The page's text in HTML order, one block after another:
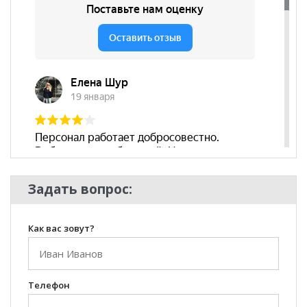
Задать вопрос:
Как вас зовут?
Телефон